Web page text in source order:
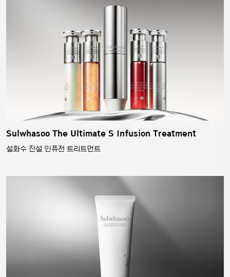
Sulwhasoo The Ultimate S Infusion Treatment
설화수 진설 인퓨전 트리트먼트